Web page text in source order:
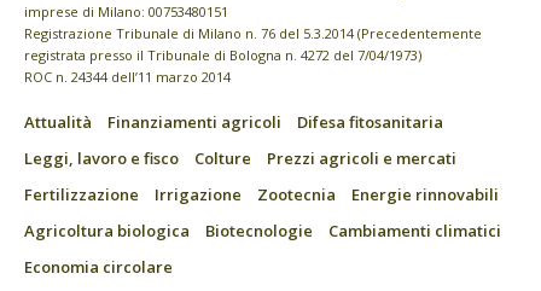
imprese di Milano: 00753480151
Registrazione Tribunale di Milano n. 76 del 5.3.2014 (Precedentemente
registrata presso il Tribunale di Bologna n. 4272 del 7/04/1973)
ROC n. 24344 dell’11 marzo 2014
Attualità Finanziamenti agricoli
Difesa fitosanitaria
Leggi, lavoro e fisco
Colture
Prezzi agricoli e mercati
Fertilizzazione
Irrigazione Zootecnia
Energie rinnovabili
Agricoltura biologica
Biotecnologie
Cambiamenti climatici
Economia circolare